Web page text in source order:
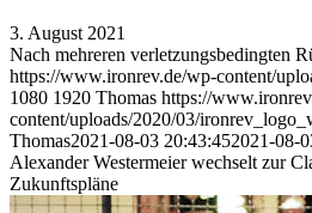
3. August 2021
Nach mehreren verletzungsbedingten
https://www.ironrev.de/wp-content/
1080 1920 Thomas https://
content/uploads/2020/03/
Thomas2021-08-03 20:43:452021-08-
Alexander Westermeier wechselt zur
Zukunftspläne